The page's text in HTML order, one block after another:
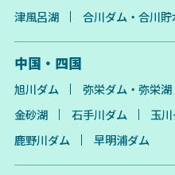
津風呂湖
合川ダム・合川貯
中国・四国
旭川ダム 弥栄ダム・弥栄湖
金砂湖
石手川ダム 玉
鹿野川ダム
早明浦ダム